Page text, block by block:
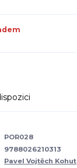
POR028
9788026210313
Pavel Vojtěch Kohut